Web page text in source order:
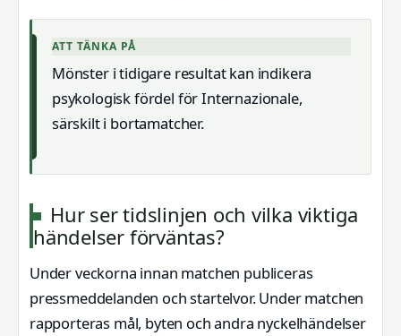
ATT TÄNKA PÅ
Mönster i tidigare resultat kan indikera
psykologisk fördel för Internazionale,
särskilt i bortamatcher.
Hur ser tidslinjen och vilka viktiga
händelser förväntas?
Under veckorna innan matchen publiceras
pressmeddelanden och startelvor. Under matchen
rapporteras mål, byten och andra nyckelhändelser